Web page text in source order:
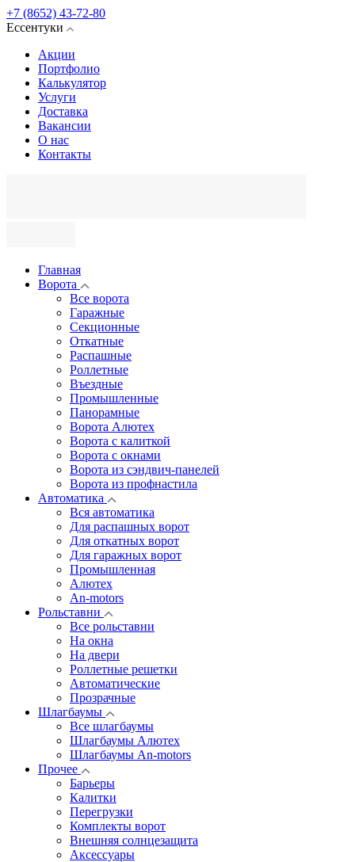
+7 (8652) 43-72-80
Ессентуки
Акции
Портфолио
Калькулятор
Услуги
Доставка
Вакансии
О нас
Контакты
Главная
Ворота
Все ворота
Гаражные
Секционные
Откатные
Распашные
Роллетные
Въездные
Промышленные
Панорамные
Ворота Алютех
Ворота с калиткой
Ворота c окнами
Ворота из сэндвич-панелей
Ворота из профнастила
Автоматика
Вся автоматика
Для распашных ворот
Для откатных ворот
Для гаражных ворот
Промышленная
Алютех
An-motors
Рольставни
Все рольставни
На окна
На двери
Роллетные решетки
Автоматические
Прозрачные
Шлагбаумы
Все шлагбаумы
Шлагбаумы Алютех
Шлагбаумы An-motors
Прочее
Барьеры
Калитки
Перегрузки
Комплекты ворот
Внешняя солнцезащита
Аксессуары